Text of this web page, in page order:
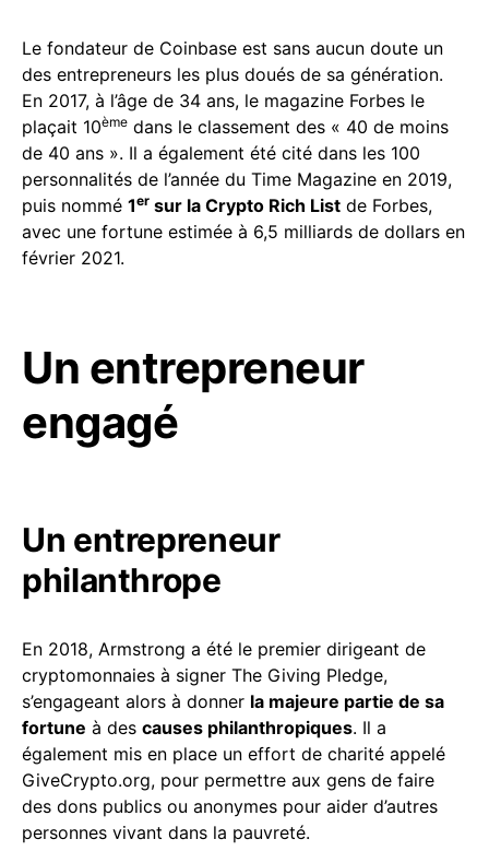
Le fondateur de Coinbase est sans aucun doute un
des entrepreneurs les plus doués de sa génération.
En 2017, à l’âge de 34 ans, le magazine Forbes le
plaçait 10ème dans le classement des « 40 de moins
de 40 ans ». Il a également été cité dans les 100
personnalités de l’année du Time Magazine en 2019,
puis nommé 1er sur la Crypto Rich List de Forbes,
avec une fortune estimée à 6,5 milliards de dollars en
février 2021.
Un entrepreneur
engagé
Un entrepreneur
philanthrope
En 2018, Armstrong a été le premier dirigeant de
cryptomonnaies à signer The Giving Pledge,
s’engageant alors à donner la majeure partie de sa
fortune à des causes philanthropiques. Il a
également mis en place un effort de charité appelé
GiveCrypto.org, pour permettre aux gens de faire
des dons publics ou anonymes pour aider d’autres
personnes vivant dans la pauvreté.